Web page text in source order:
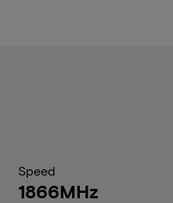
Speed
1866MHz